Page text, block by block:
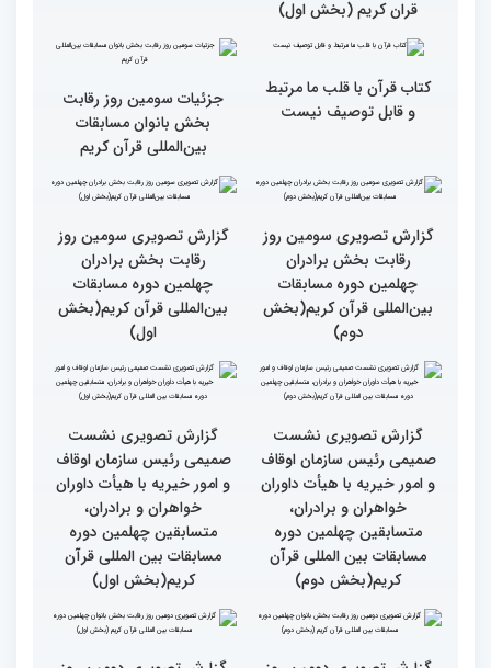
جزئیات چهارمین روز رقابت
بخش برادران مسابقات
بین‌المللی قرآن کریم
پررنگ کودکان و نوجوانان در
چهلمین دوره مسابقات بین
المللی قرآن کریم(بخش
دوم)
گزارش تصویری حضور
پررنگ کودکان و نوجوانان در
چهلمین دوره مسابقات بین
المللی قرآن کریم(بخش
اول)
گزارش تصویری حضور
اصحاب رسانه درچهلمین
دوره مسابقات بین المللی
قران کریم (بخش دوم)
گزارش تصویری حضور
اصحاب رسانه درچهلمین
دوره مسابقات بین المللی
قران کریم (بخش اول)
قاری نیجریایی: نوجوانان
جهان عمل به قرآن را
سرلوحه امور خود قرار دهند
کتاب قرآن با قلب ما مرتبط
و قابل توصیف نیست
جزئیات سومین روز رقابت
بخش بانوان مسابقات
بین‌المللی قرآن کریم